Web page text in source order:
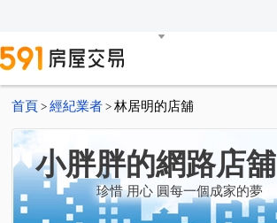
首頁 > 經紀業者 > 林居明的店舖
小胖胖的網路店舖
珍惜 用心 圓每一個成家的夢